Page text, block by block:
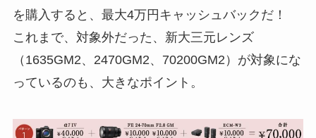
を購入すると、最大4万円キャッシュバックだ！
これまで、対象外だった、新大三元レンズ
（1635GM2、2470GM2、70200GM2）が対象にな
っているのも、大きなポイント。